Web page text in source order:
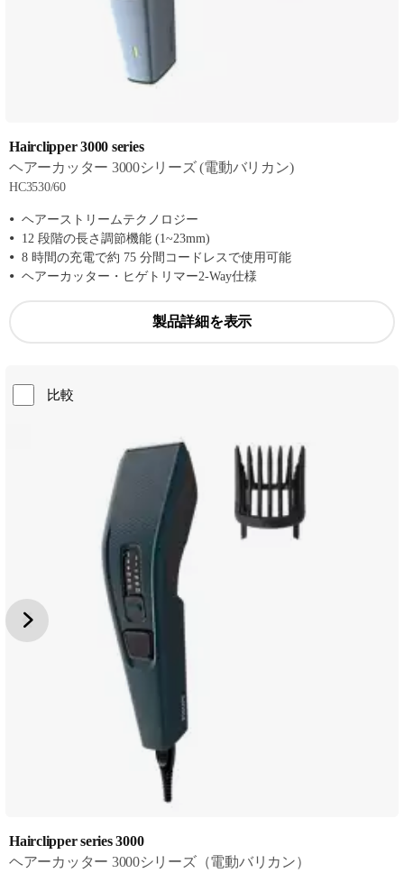
Hairclipper 3000 series
ヘアーカッター 3000シリーズ (電動バリカン)
HC3530/60
ヘアーストリームテクノロジー
12 段階の長さ調節機能 (1~23mm)
8 時間の充電で約 75 分間コードレスで使用可能
ヘアーカッター・ヒゲトリマー2-Way仕様
製品詳細を表示
比較
Hairclipper series 3000
ヘアーカッター 3000シリーズ（電動バリカン）